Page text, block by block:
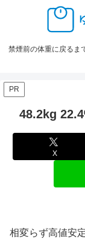
禁煙前の体重に戻るま
PR
48.2kg
X
相変らず高値安定